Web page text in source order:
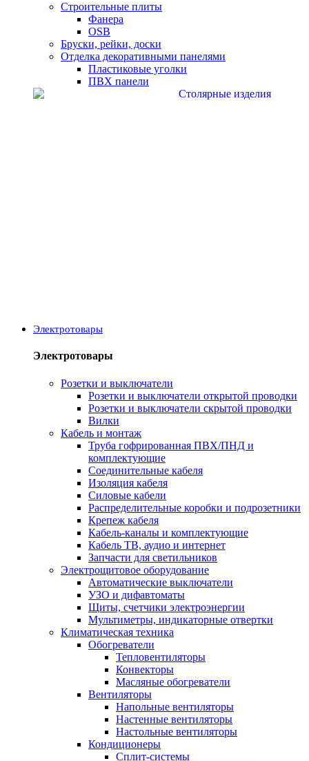
Строительные плиты
Фанера
OSB
Бруски, рейки, доски
Отделка декоративными панелями
Пластиковые уголки
ПВХ панели
Электротовары
Электротовары
Розетки и выключатели
Розетки и выключатели открытой проводки
Розетки и выключатели скрытой проводки
Вилки
Кабель и монтаж
Труба гофрированная ПВХ/ПНД и
комплектующие
Соединительные кабеля
Изоляция кабеля
Силовые кабели
Распределительные коробки и подрозетники
Крепеж кабеля
Кабель-каналы и комплектующие
Кабель ТВ, аудио и интернет
Запчасти для светильников
Электрощитовое оборудование
Автоматические выключатели
УЗО и дифавтоматы
Щиты, счетчики электроэнергии
Мультиметры, индикаторные отвертки
Климатическая техника
Обогреватели
Тепловентиляторы
Конвекторы
Масляные обогреватели
Вентиляторы
Напольные вентиляторы
Настенные вентиляторы
Настольные вентиляторы
Кондиционеры
Сплит-системы